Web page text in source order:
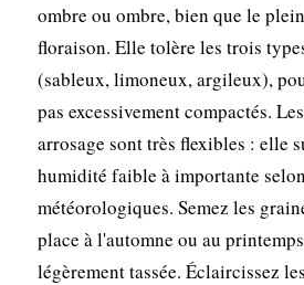
ombre ou ombre, bien que le
floraison. Elle tolère les trois
(sableux, limoneux, argileux),
pas excessivement compactés.
arrosage sont très flexibles : elle
humidité faible à importante
météorologiques. Semez les
place à l'automne ou au
légèrement tassée. Éclaircissez